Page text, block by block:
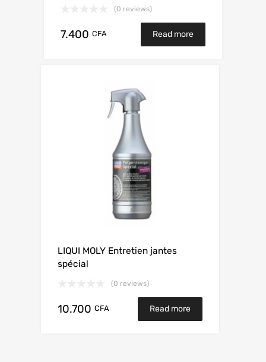
(0 reviews)
7.400 CFA Read more
LIQUI MOLY Entretien jantes
spécial
(0 reviews)
10.700 CFA Read more